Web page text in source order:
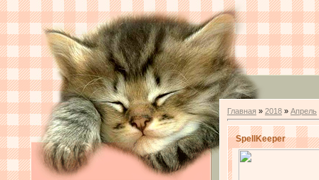
Главная » 2018 » Апрель
SpellKeeper